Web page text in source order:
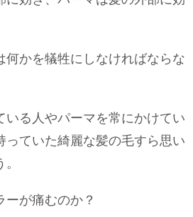
る？彼氏とお泊まりする時の理由はコ
何かを犠牲にしなければならな
いる人やパーマを常にかけてい
っていた綺麗な髪の毛すら思い
ーが痛むのか？